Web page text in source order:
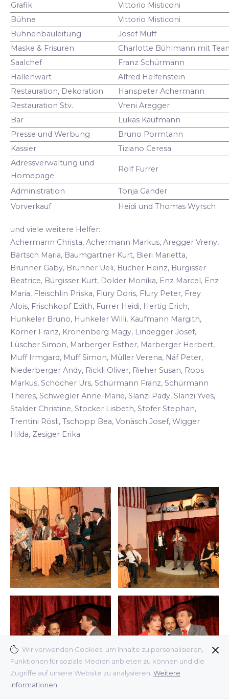
Wir verwenden Cookies, um Inhalte zu personalisieren,
Funktionen für soziale Medien anbieten zu können und die
Zugriffe auf unsere Website zu analysieren. Weitere
Informationen
Grafik
Vittorio Misticoni
Bühne
Vittorio Misticoni
Bühnenbauleitung
Josef Muff
Maske & Frisuren
Charlotte Bühlmann mit
Saalchef
Franz Schürmann
Hallenwart
Alfred Helfenstein
Restauration, Dekoration
Hanspeter Achermann
Restauration Stv.
Vreni Aregger
Bar
Lukas Kaufmann
Presse und Werbung
Bruno Pormtann
Kassier
Tiziano Ceresa
Adressverwaltung und
Homepage
Rolf Furrer
Administration
Tonja Gander
Vorverkauf
Heidi und Thomas Wyrsch
und viele weitere Helfer:
Achermann Christa, Achermann Markus, Aregger Vreny,
Bärtsch Maria, Baumgartner Kurt, Bieri Marietta,
Brunner Gaby, Brunner Ueli, Bucher Heinz, Bürgisser
Beatrice, Bürgisser Kurt, Dolder Monika, Enz Marcel, Enz
Maria, Fleischlin Priska, Flury Doris, Flury Peter, Frey
Alois, Frischkopf Edith, Furrer Heidi, Hertig Erich,
Hunkeler Bruno, Hunkeler Willi, Kaufmann Margith,
Korner Franz, Kronenberg Magy, Lindegger Josef,
Lüscher Simon, Marberger Esther, Marberger Herbert,
Muff Irmgard, Muff Simon, Müller Verena, Näf Peter,
Niederberger Andy, Rickli Oliver, Rieher Susan, Roos
Markus, Schocher Urs, Schürmann Franz, Schürmann
Theres, Schwegler Anne-Marie, Slanzi Pädy, Slanzi Yves,
Stalder Christine, Stocker Lisbeth, Stofer Stephan,
Trentini Rösli, Tschopp Bea, Vonäsch Josef, Wigger
Hilda, Zesiger Erika